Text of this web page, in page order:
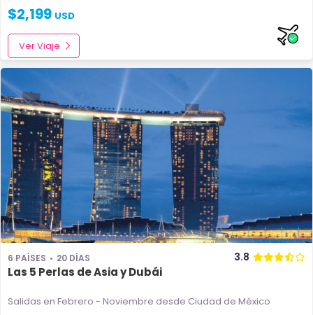
$2,199 USD
Ver Viaje
6 PAÍSES 20 DÍAS 3.8
Las 5 Perlas de Asia y Dubái
Salidas en Febrero - Noviembre desde Ciudad de México